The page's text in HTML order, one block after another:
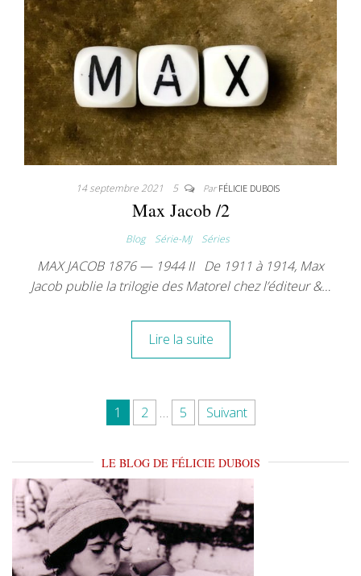
14 septembre 2021 5 ParFÉLICIE DUBOIS
Max Jacob /2
Blog Série-MJ Séries
MAX JACOB 1876 — 1944 II De 1911 à 1914, Max
Jacob publie la trilogie des Matorel chez l’éditeur &…
Lire la suite
Pagination des publications
1 2 … 5 Suivant
LE BLOG DE FÉLICIE DUBOIS